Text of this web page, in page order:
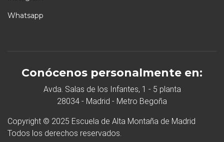
Whatsapp
Conócenos personalmente en:
Avda. Salas de los Infantes, 1 - 5 planta
28034 - Madrid - Metro Begoña
Copyright © 2025 Escuela de Alta Montaña de Madrid
Todos los derechos reservados.